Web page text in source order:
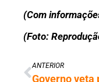
(Com
(Foto:
ANTERIOR